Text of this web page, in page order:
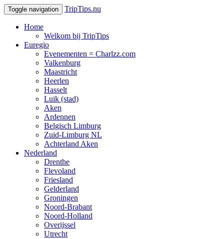
Toggle navigation TripTips.nu
Home
Welkom bij TripTips
Euregio
Evenementen = Charlzz.com
Valkenburg
Maastricht
Heerlen
Hasselt
Luik (stad)
Aken
Ardennen
Belgisch Limburg
Zuid-Limburg NL
Achterland Aken
Nederland
Drenthe
Flevoland
Friesland
Gelderland
Groningen
Noord-Brabant
Noord-Holland
Overijssel
Utrecht